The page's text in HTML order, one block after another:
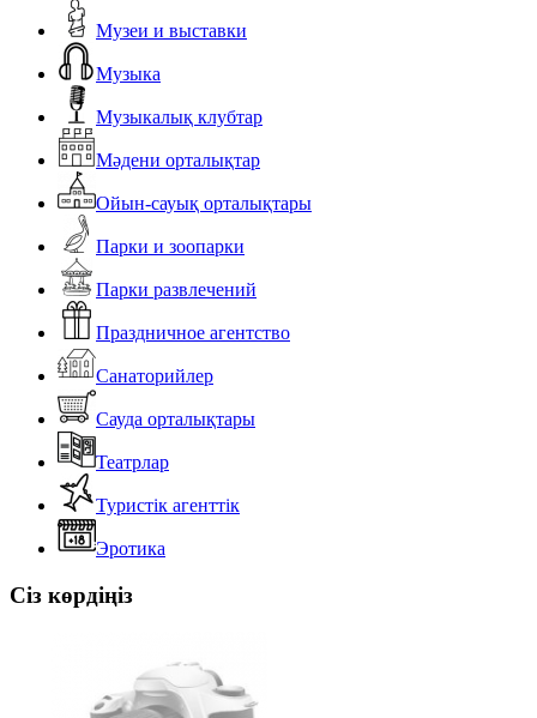
Музеи и выставки
Музыка
Музыкалық клубтар
Мәдени орталықтар
Ойын-сауық орталықтары
Парки и зоопарки
Парки развлечений
Праздничное агентство
Санаторийлер
Сауда орталықтары
Театрлар
Туристік агенттік
Эротика
Сіз көрдіңіз